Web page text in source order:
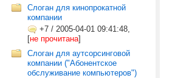
Слоган для кинопрокатной
компании
+7 / 2005-04-01 09:41:48,
[не прочитана]
Слоган для аутсорсинговой
компании ("Абонентское
обслуживание компьютеров")